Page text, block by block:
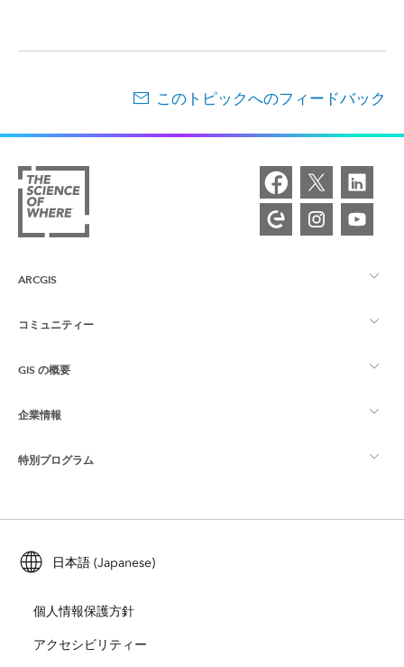
このトピックへのフィードバック
ARCGIS
ArcGIS の概要
マッピング
コミュニティー
Esri Community
ArcGIS ブログ
Esri Young Professionals Network
GIS の概要
GIS とは
ロケーション インテリジェンス
トレーニング
ArcUser
ArcNews
企業情報
Esri について
採用情報
オープンビジョン
特別プログラム
ArcGIS for Student Use
自然保護
日本語 (Japanese)
個人情報保護方針
アクセシビリティー